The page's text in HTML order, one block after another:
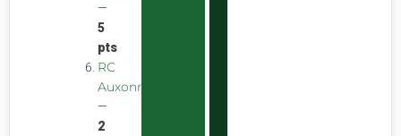
—
5
pts
RC
Auxonnais
—
2